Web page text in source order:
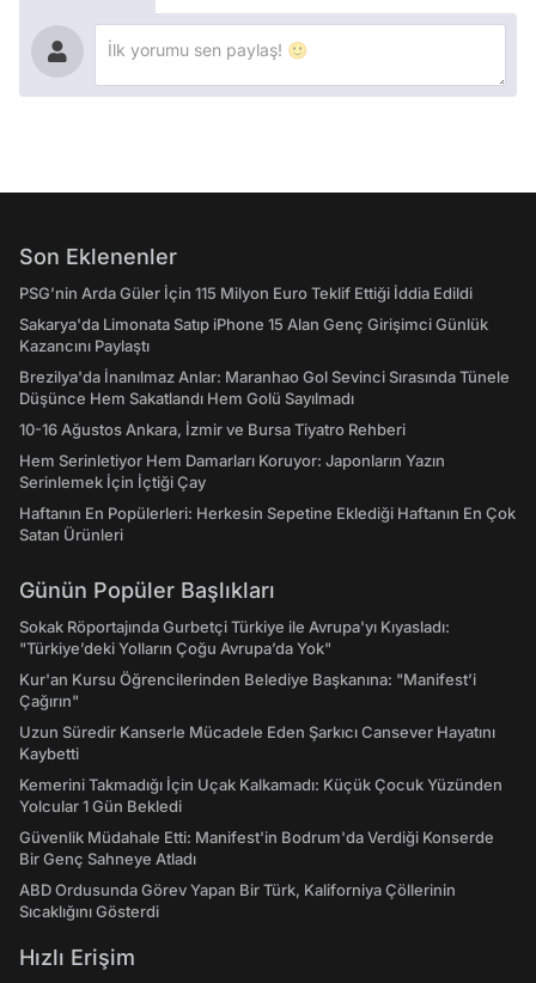
Son Eklenenler
PSG’nin Arda Güler İçin 115 Milyon Euro Teklif Ettiği İddia Edildi
Sakarya'da Limonata Satıp iPhone 15 Alan Genç Girişimci Günlük
Kazancını Paylaştı
Brezilya'da İnanılmaz Anlar: Maranhao Gol Sevinci Sırasında Tünele
Düşünce Hem Sakatlandı Hem Golü Sayılmadı
10-16 Ağustos Ankara, İzmir ve Bursa Tiyatro Rehberi
Hem Serinletiyor Hem Damarları Koruyor: Japonların Yazın
Serinlemek İçin İçtiği Çay
Haftanın En Popülerleri: Herkesin Sepetine Eklediği Haftanın En Çok
Satan Ürünleri
Günün Popüler Başlıkları
Sokak Röportajında Gurbetçi Türkiye ile Avrupa'yı Kıyasladı:
"Türkiye’deki Yolların Çoğu Avrupa’da Yok"
Kur'an Kursu Öğrencilerinden Belediye Başkanına: "Manifest’i
Çağırın"
Uzun Süredir Kanserle Mücadele Eden Şarkıcı Cansever Hayatını
Kaybetti
Kemerini Takmadığı İçin Uçak Kalkamadı: Küçük Çocuk Yüzünden
Yolcular 1 Gün Bekledi
Güvenlik Müdahale Etti: Manifest'in Bodrum'da Verdiği Konserde
Bir Genç Sahneye Atladı
ABD Ordusunda Görev Yapan Bir Türk, Kaliforniya Çöllerinin
Sıcaklığını Gösterdi
Hızlı Erişim